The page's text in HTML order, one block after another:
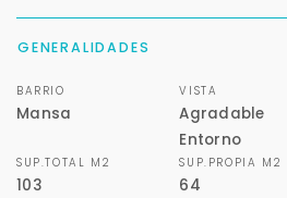
GENERALIDADES
BARRIO
Mansa
VISTA
Agradable
Entorno
SUP.TOTAL M2
103
SUP.PROPIA M2
64